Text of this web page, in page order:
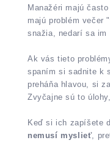
Manažéri majú
majú problém večer
snažia, nedarí sa im
Ak vás tieto
spaním si sadnite k
preháňa hlavou, si
Zvyčajne sú to
Keď si ich zapíšete
nemusí myslieť,